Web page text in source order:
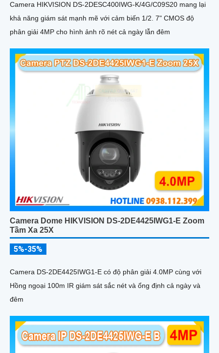
Camera HIKVISION DS-2DESC400IWG-K/4G/C09S20 mang lại
khả năng giám sát mạnh mẽ với cảm biến 1/2. 7" CMOS độ
phân giải 4MP cho hình ảnh rõ nét cả ngày lẫn đêm
Camera Dome HIKVISION DS-2DE4425IWG1-E Zoom
Tầm Xa 25X
5%-35%
Camera DS-2DE4425IWG1-E có độ phân giải 4.0MP cùng với
Hồng ngoại 100m IR giám sát sắc nét và ổng định cả ngày và
đêm